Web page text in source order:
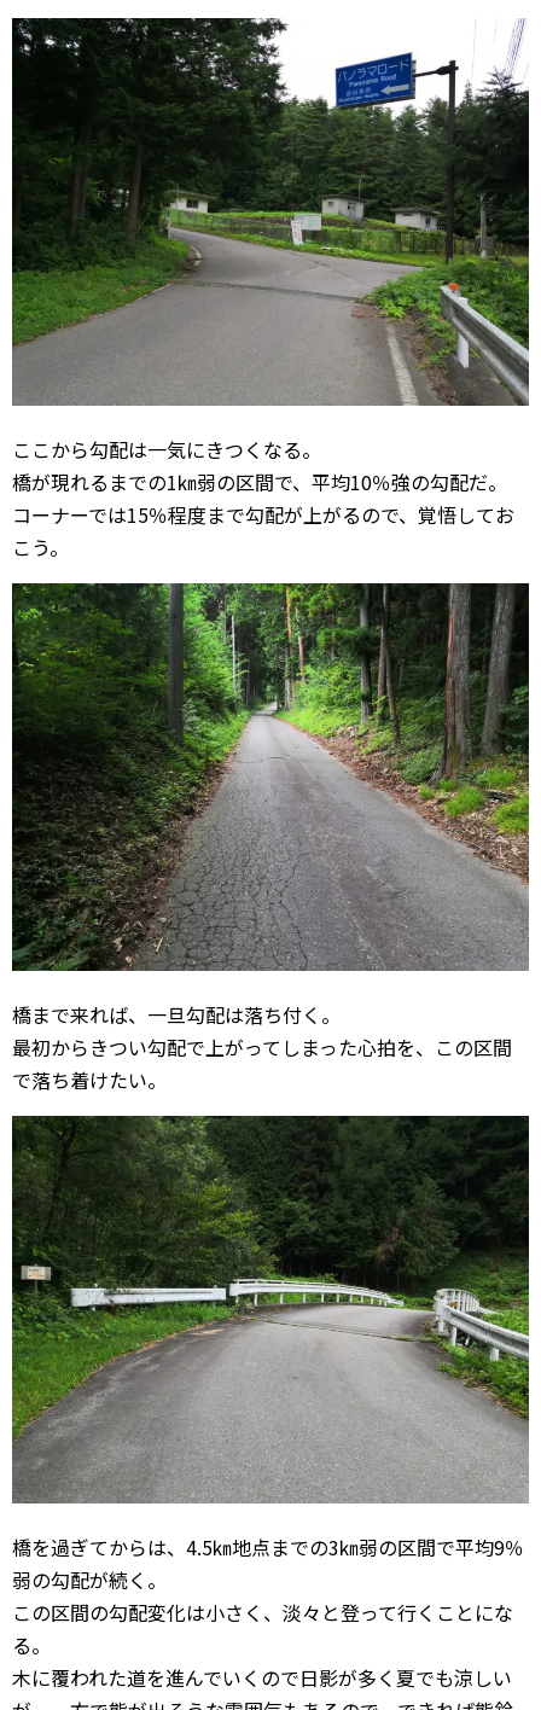
ここから勾配は一気にきつくなる。
橋が現れるまでの1㎞弱の区間で、平均10％強の勾配だ。
コーナーでは15％程度まで勾配が上がるので、覚悟してお
こう。
橋まで来れば、一旦勾配は落ち付く。
最初からきつい勾配で上がってしまった心拍を、この区間
で落ち着けたい。
橋を過ぎてからは、4.5㎞地点までの3㎞弱の区間で平均9％
弱の勾配が続く。
この区間の勾配変化は小さく、淡々と登って行くことにな
る。
木に覆われた道を進んでいくので日影が多く夏でも涼しい